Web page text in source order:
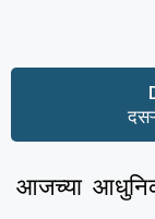
आजच्या आधुनिक